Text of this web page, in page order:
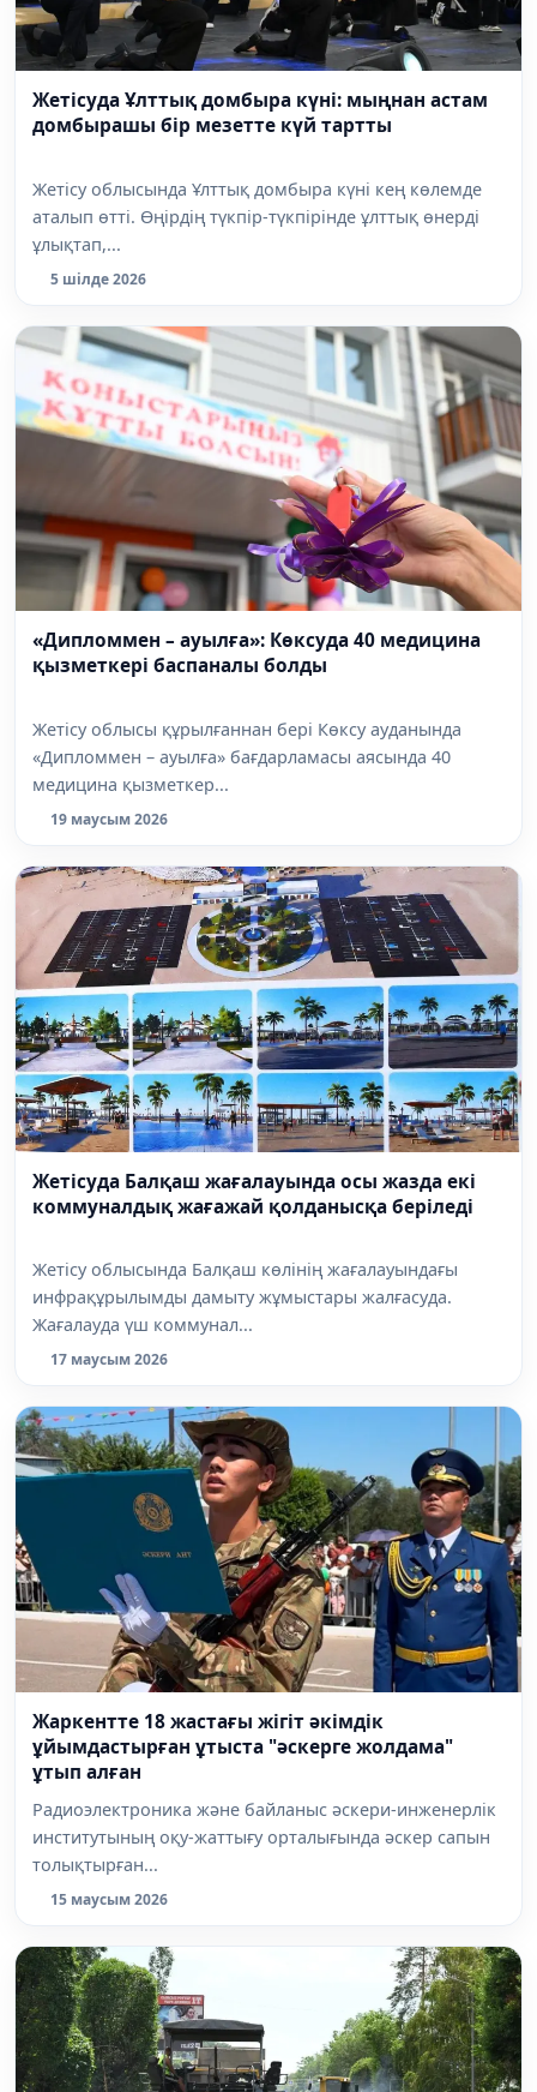
Жетісуда Ұлттық домбыра күні: мыңнан астам
домбырашы бір мезетте күй тартты
Жетісу облысында Ұлттық домбыра күні кең көлемде
аталып өтті. Өңірдің түкпір-түкпірінде ұлттық өнерді
ұлықтап,...
5 шілде 2026
«Дипломмен – ауылға»: Көксуда 40 медицина
қызметкері баспаналы болды
Жетісу облысы құрылғаннан бері Көксу ауданында
«Дипломмен – ауылға» бағдарламасы аясында 40
медицина қызметкер...
19 маусым 2026
Жетісуда Балқаш жағалауында осы жазда екі
коммуналдық жағажай қолданысқа беріледі
Жетісу облысында Балқаш көлінің жағалауындағы
инфрақұрылымды дамыту жұмыстары жалғасуда.
Жағалауда үш коммунал...
17 маусым 2026
Жаркентте 18 жастағы жігіт әкімдік
ұйымдастырған ұтыста "әскерге жолдама"
ұтып алған
Радиоэлектроника және байланыс әскери-инженерлік
институтының оқу-жаттығу орталығында әскер сапын
толықтырған...
15 маусым 2026